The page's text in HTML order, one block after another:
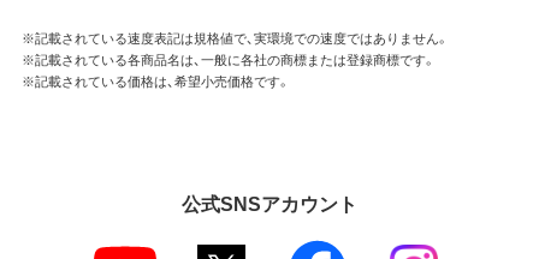
※記載されている速度表記は規格値で、実環境での速度ではありません。
※記載されている各商品名は、一般に各社の商標または登録商標です。
※記載されている価格は、希望小売価格です。
公式SNSアカウント